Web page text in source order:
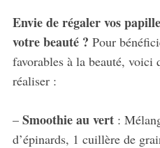
Envie de régaler vos
votre beauté ? Pour
favorables à la beauté, voici
réaliser :
– Smoothie au vert:
d’épinards, 1 cuillère de